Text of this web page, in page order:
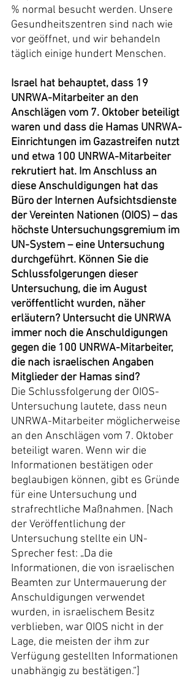
% normal besucht werden. Unsere
Gesundheitszentren sind nach wie
vor geöffnet, und wir behandeln
täglich einige hundert Menschen.
Israel hat behauptet, dass 19
UNRWA-Mitarbeiter an den
Anschlägen vom 7. Oktober beteiligt
waren und dass die Hamas UNRWA-
Einrichtungen im Gazastreifen nutzt
und etwa 100 UNRWA-Mitarbeiter
rekrutiert hat. Im Anschluss an
diese Anschuldigungen hat das
Büro der Internen Aufsichtsdienste
der Vereinten Nationen (OIOS) – das
höchste Untersuchungsgremium im
UN-System – eine Untersuchung
durchgeführt. Können Sie die
Schlussfolgerungen dieser
Untersuchung, die im August
veröffentlicht wurden, näher
erläutern? Untersucht die UNRWA
immer noch die Anschuldigungen
gegen die 100 UNRWA-Mitarbeiter,
die nach israelischen Angaben
Mitglieder der Hamas sind?
Die Schlussfolgerung der OIOS-
Untersuchung lautete, dass neun
UNRWA-Mitarbeiter möglicherweise
an den Anschlägen vom 7. Oktober
beteiligt waren. Wenn wir die
Informationen bestätigen oder
beglaubigen können, gibt es Gründe
für eine Untersuchung und
strafrechtliche Maßnahmen. [Nach
der Veröffentlichung der
Untersuchung stellte ein UN-
Sprecher fest: „Da die
Informationen, die von israelischen
Beamten zur Untermauerung der
Anschuldigungen verwendet
wurden, in israelischem Besitz
verblieben, war OIOS nicht in der
Lage, die meisten der ihm zur
Verfügung gestellten Informationen
unabhängig zu bestätigen.“]